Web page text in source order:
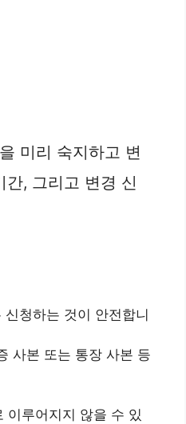
미리 숙지하고 변
, 그리고 변경 신
청하는 것이 안전합니
사본 또는 통장 사본 등
이루어지지 않을 수 있